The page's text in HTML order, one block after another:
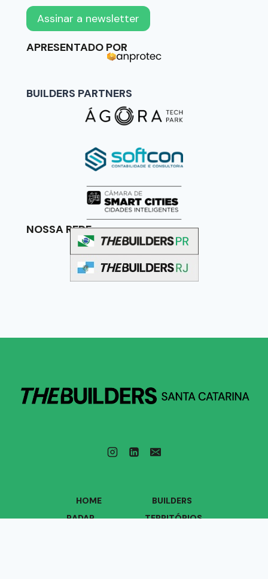
APRESENTADO POR
BUILDERS PARTNERS
NOSSA REDE
HOME
BUILDERS
RADAR
TERRITÓRIOS